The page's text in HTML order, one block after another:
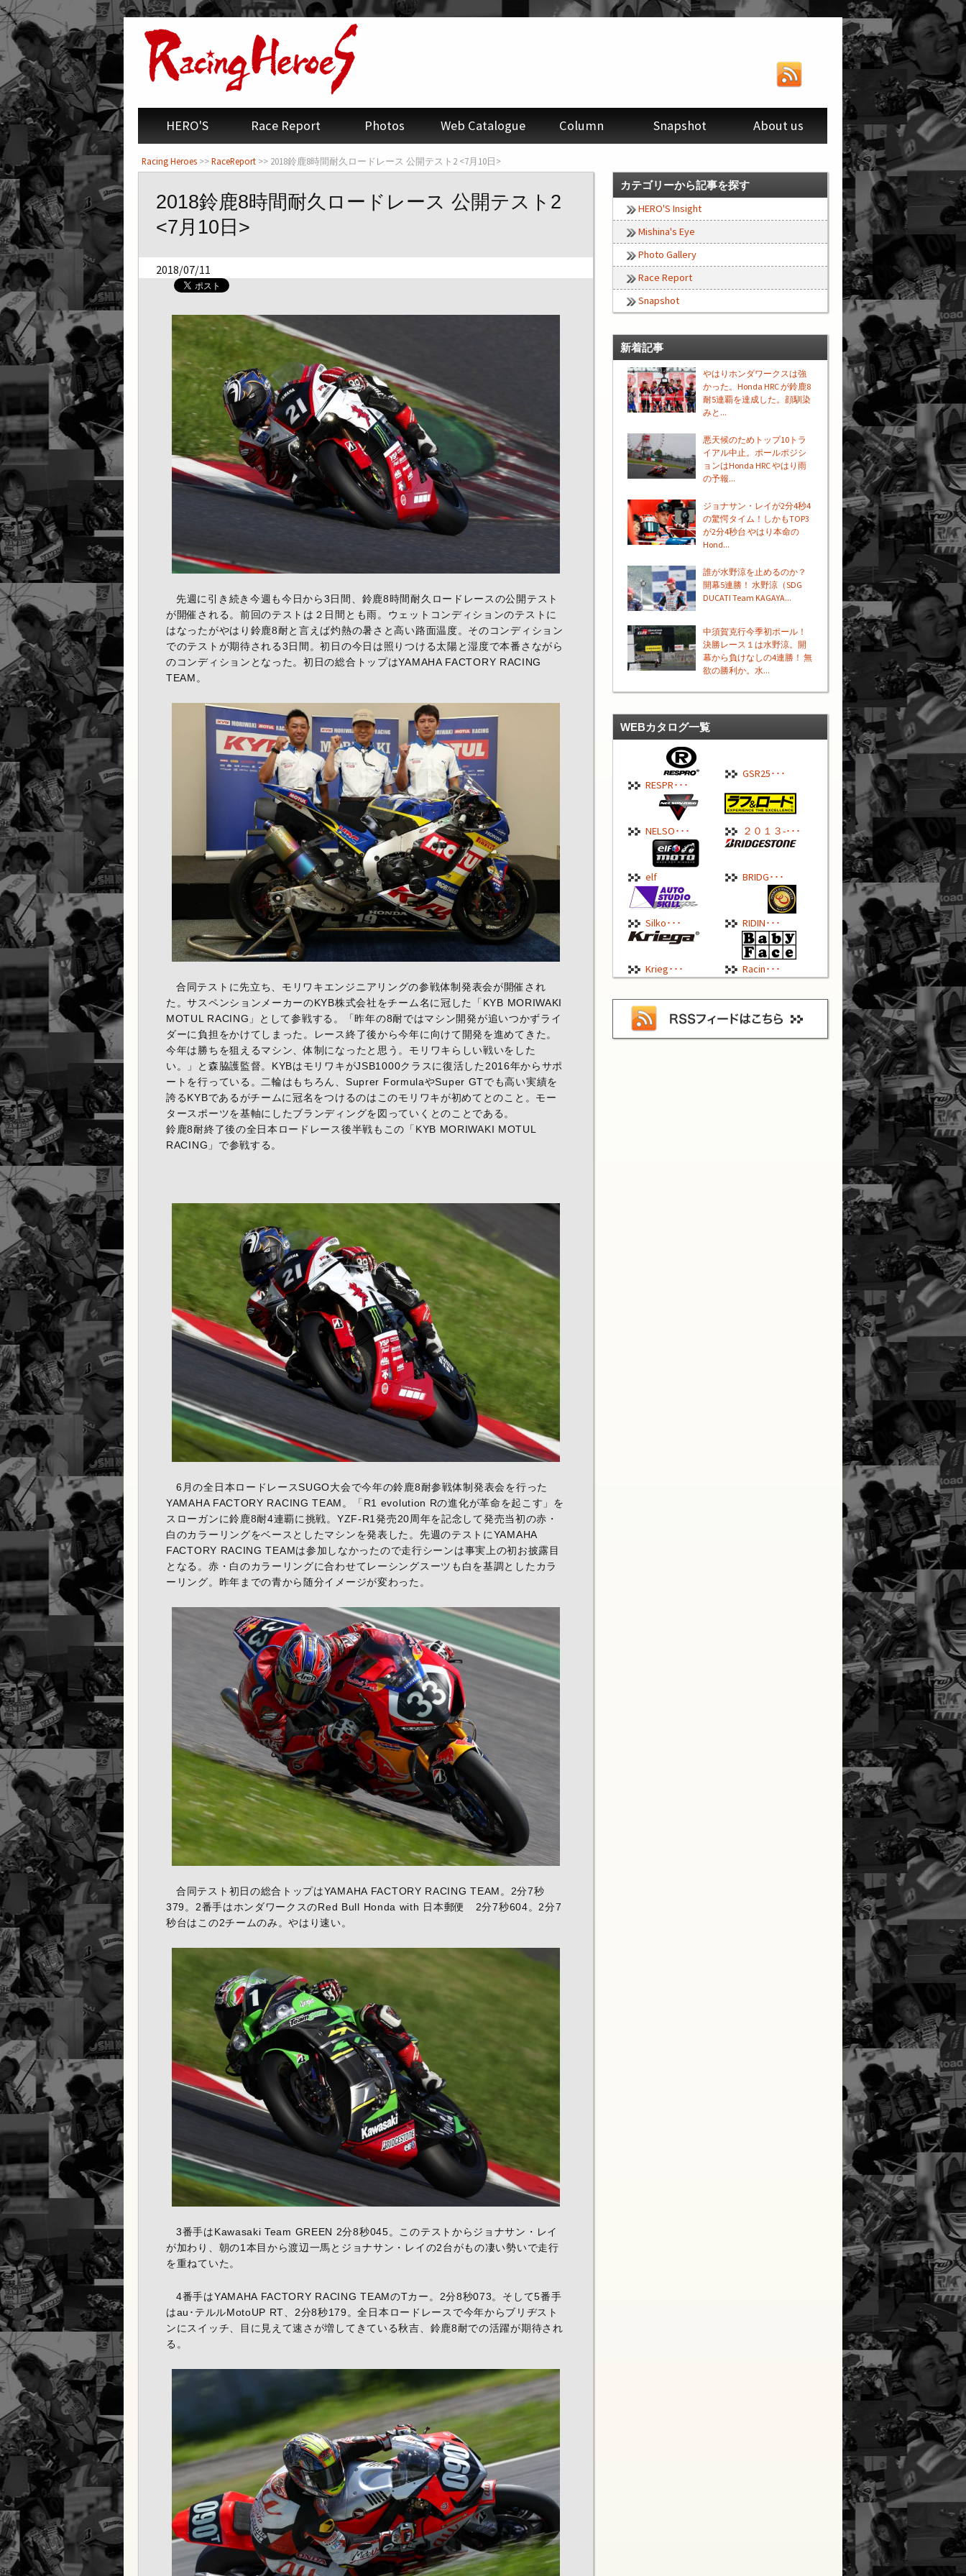
<
HERO'S Race Report Photos Web Catalogue Column Snapshot About us
Racing Heroes >>RaceReport >> 2018鈴鹿8時間耐久ロードレース 公開テスト2 <7月10日>
2018鈴鹿8時間耐久ロードレース 公開テスト2
<7月10日>
2018/07/11
先週に引き続き今週も今日から3日間、鈴鹿8時間耐久ロードレースの公開テスト
が開催される。前回のテストは２日間とも雨。ウェットコンディションのテストに
はなったがやはり鈴鹿8耐と言えば灼熱の暑さと高い路面温度。そのコンディション
でのテストが期待される3日間。初日の今日は照りつける太陽と湿度で本番さながら
のコンディションとなった。初日の総合トップはYAMAHA FACTORY RACING
TEAM。
合同テストに先立ち、モリワキエンジニアリングの参戦体制発表会が開催され
た。サスペンションメーカーのKYB株式会社をチーム名に冠した「KYB MORIWAKI
MOTUL RACING」として参戦する。「昨年の8耐ではマシン開発が追いつかずライ
ダーに負担をかけてしまった。レース終了後から今年に向けて開発を進めてきた。
今年は勝ちを狙えるマシン、体制になったと思う。モリワキらしい戦いをした
い。」と森脇護監督。KYBはモリワキがJSB1000クラスに復活した2016年からサポ
ートを行っている。二輪はもちろん、Suprer FormulaやSuper GTでも高い実績を
誇るKYBであるがチームに冠名をつけるのはこのモリワキが初めてとのこと。モー
タースポーツを基軸にしたブランディングを図っていくとのことである。
鈴鹿8耐終了後の全日本ロードレース後半戦もこの「KYB MORIWAKI MOTUL
RACING」で参戦する。
6月の全日本ロードレースSUGO大会で今年の鈴鹿8耐参戦体制発表会を行った
YAMAHA FACTORY RACING TEAM。「R1 evolution Rの進化が革命を起こす」を
スローガンに鈴鹿8耐4連覇に挑戦。YZF-R1発売20周年を記念して発売当初の赤・
白のカラーリングをベースとしたマシンを発表した。先週のテストにYAMAHA
FACTORY RACING TEAMは参加しなかったので走行シーンは事実上の初お披露目
となる。赤・白のカラーリングに合わせてレーシングスーツも白を基調としたカラ
ーリング。昨年までの青から随分イメージが変わった。
合同テスト初日の総合トップはYAMAHA FACTORY RACING TEAM。2分7秒
379。2番手はホンダワークスのRed Bull Honda with 日本郵便 2分7秒604。2分7
秒台はこの2チームのみ。やはり速い。
3番手はKawasaki Team GREEN 2分8秒045。このテストからジョナサン・レイ
が加わり、朝の1本目から渡辺一馬とジョナサン・レイの2台がもの凄い勢いで走行
を重ねていた。
4番手はYAMAHA FACTORY RACING TEAMのTカー。2分8秒073。そして5番手
はau･テルルMotoUP RT、2分8秒179。全日本ロードレースで今年からブリヂスト
ンにスイッチ、目に見えて速さが増してきている秋吉、鈴鹿8耐での活躍が期待され
る。
カテゴリーから記事を探す
HERO'S Insight
Mishina's Eye
Photo Gallery
Race Report
Snapshot
新着記事
やはりホンダワークスは強
かった。Honda HRC が鈴鹿8
耐5連覇を達成した。顔馴染
みと...
悪天候のためトップ10トラ
イアル中止。ポールポジシ
ョンはHonda HRC やはり雨
の予報...
ジョナサン・レイが2分4秒4
の驚愕タイム！しかもTOP3
が2分4秒台 やはり本命の
Hond...
誰が水野涼を止めるのか？
開幕5連勝！ 水野涼（SDG
DUCATI Team KAGAYA...
中須賀克行今季初ポール！
決勝レース１は水野涼。開
幕から負けなしの4連勝！ 無
欲の勝利か。水...
WEBカタログ一覧
RESPR･･･
GSR25･･･
NELSO･･･ ２０１３-･･･
elf BRIDG･･･
Silko･･･ RIDIN･･･
Krieg･･･ Racin･･･